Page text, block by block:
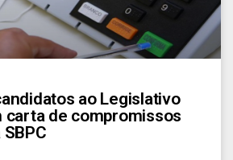
ao Legislativo
carta de compromissos